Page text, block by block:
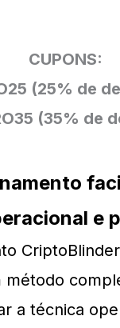
CUPONS:
(25% de
(35% de
e
método
a técnica